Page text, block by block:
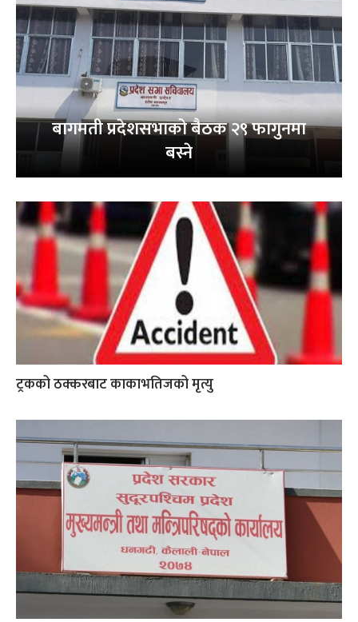
बागमती प्रदेशसभाको बैठक २९ फागुनमा
बस्ने
ट्रकको ठक्करबाट काकाभतिजको मृत्यु